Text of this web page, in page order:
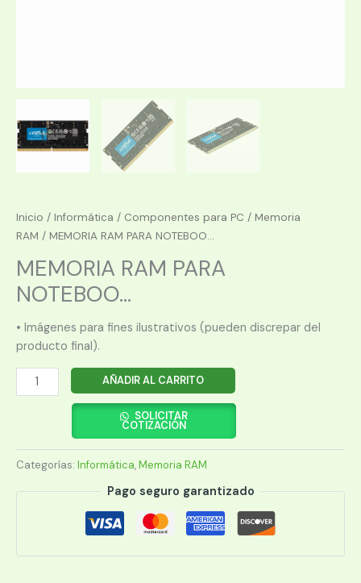
Inicio / Informática / Componentes para PC / Memoria
RAM / MEMORIA RAM PARA NOTEBOO...
MEMORIA RAM PARA
NOTEBOO...
• Imágenes para fines ilustrativos (pueden discrepar del
producto final).
MEMORIA
RAM
DDR5
CRUCIAL
AÑADIR AL CARRITO
SOLICITAR
COTIZACIÓN
Categorías: Informática,Memoria RAM
Pago seguro garantizado